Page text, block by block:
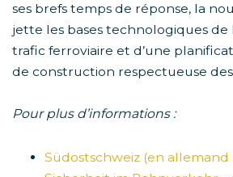
ses brefs temps de réponse, la
jette les bases technologiques de
trafic ferroviaire et d’une
de construction respectueuse des
Pour plus d’informations :
Südostschweiz (en